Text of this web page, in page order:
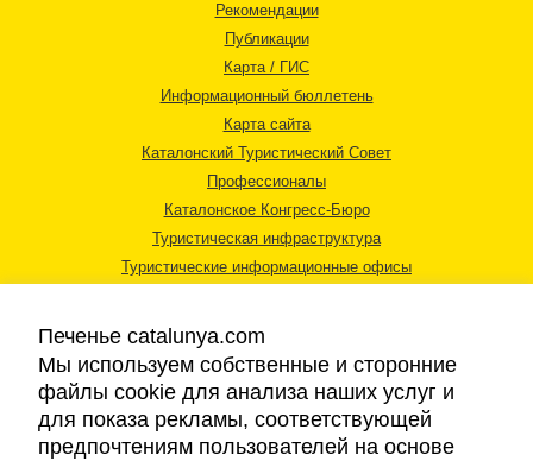
Рекомендации
Публикации
Карта / ГИС
Информационный бюллетень
Карта сайта
Каталонский Туристический Совет
Профессионалы
Каталонское Конгресс-Бюро
Туристическая инфраструктура
Туристические информационные офисы
Правовая информация
Печенье catalunya.com
Мы используем собственные и сторонние
файлы cookie для анализа наших услуг и
для показа рекламы, соответствующей
предпочтениям пользователей на основе